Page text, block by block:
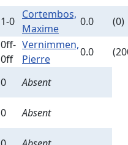
1-0
Cortembos,
Maxime
0.0 (0)
0ff-
0ff
Vernimmen,
Pierre
0.0
0
Absent
0
Absent